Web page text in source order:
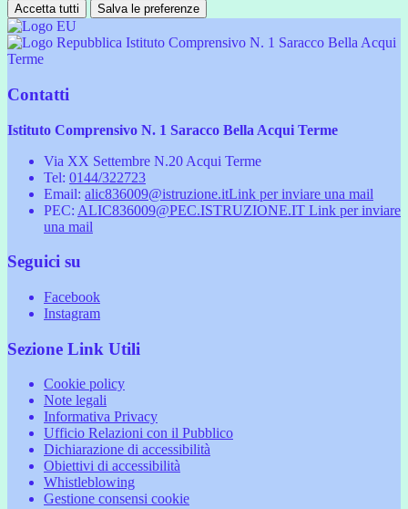
Accetta tutti Salva le preferenze
Istituto Comprensivo N. 1 Saracco Bella Acqui
Terme
Contatti
Istituto Comprensivo N. 1 Saracco Bella Acqui Terme
Via XX Settembre N.20 Acqui Terme
Tel: 0144/322723
Email: alic836009@istruzione.itLink per inviare una mail
PEC: ALIC836009@PEC.ISTRUZIONE.IT Link per inviare
una mail
Seguici su
Facebook
Instagram
Sezione Link Utili
Cookie policy
Note legali
Informativa Privacy
Ufficio Relazioni con il Pubblico
Dichiarazione di accessibilità
Obiettivi di accessibilità
Whistleblowing
Gestione consensi cookie